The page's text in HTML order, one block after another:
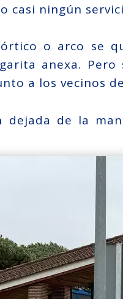
casi ningún
o arco se
anexa.
a los vecinos
dejada de la